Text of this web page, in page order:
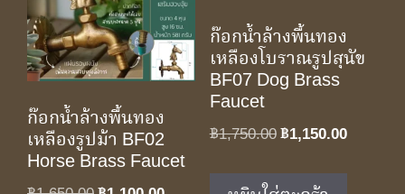
ก๊อกน้ำล้างพื้นทอง
เหลืองรูปม้า BF02
Horse Brass Faucet
ก๊อกน้ำล้างพื้นทอง
เหลืองโบราณรูปสุนัข
BF07 Dog Brass
Faucet
฿1,750.00Original
฿1,150.00Current